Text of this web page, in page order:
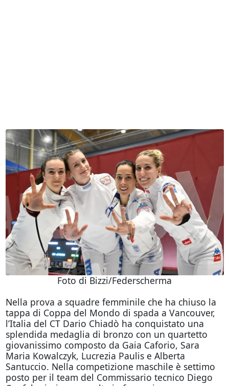
Foto di Bizzi/Federscherma
Nella prova a squadre femminile che ha chiuso la
tappa di Coppa del Mondo di spada a Vancouver,
l’Italia del CT Dario Chiadò ha conquistato una
splendida medaglia di bronzo con un quartetto
giovanissimo composto da Gaia Caforio, Sara
Maria Kowalczyk, Lucrezia Paulis e Alberta
Santuccio. Nella competizione maschile è settimo
posto per il team del Commissario tecnico Diego